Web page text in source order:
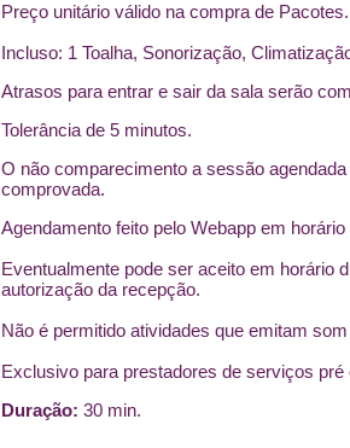
Preço unitário válido na compra de Pacotes.
Incluso: 1 Toalha, Sonorização,
Atrasos para entrar e sair da sala serão
Tolerância de 5 minutos.
O não comparecimento a sessão
comprovada.
Agendamento feito pelo Webapp em
Eventualmente pode ser aceito em horário
autorização da recepção.
Não é permitido atividades que emitam
Exclusivo para prestadores de serviços pré
Duração: 30 min.